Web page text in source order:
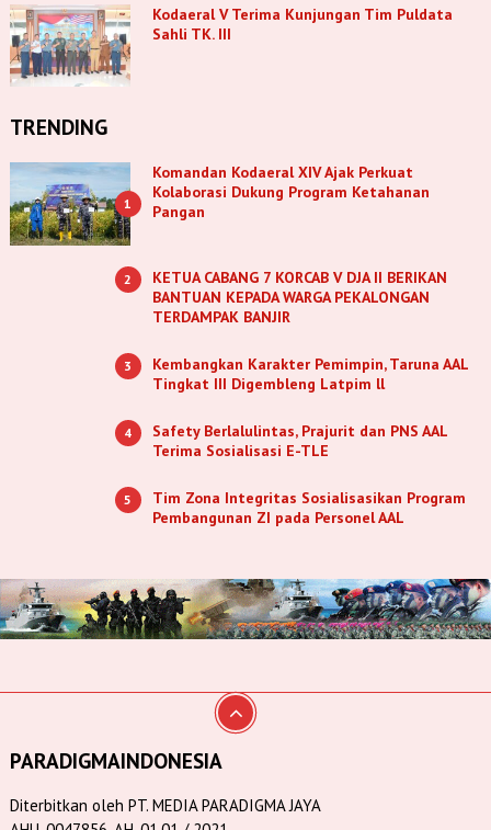
Kodaeral V Terima Kunjungan Tim Puldata
Sahli TK. III
TRENDING
1
Komandan Kodaeral XIV Ajak Perkuat
Kolaborasi Dukung Program Ketahanan
Pangan
2
KETUA CABANG 7 KORCAB V DJA II BERIKAN
BANTUAN KEPADA WARGA PEKALONGAN
TERDAMPAK BANJIR
3
Kembangkan Karakter Pemimpin, Taruna AAL
Tingkat III Digembleng Latpim ll
4
Safety Berlalulintas, Prajurit dan PNS AAL
Terima Sosialisasi E-TLE
5
Tim Zona Integritas Sosialisasikan Program
Pembangunan ZI pada Personel AAL
PARADIGMAINDONESIA
Diterbitkan oleh PT. MEDIA PARADIGMA JAYA